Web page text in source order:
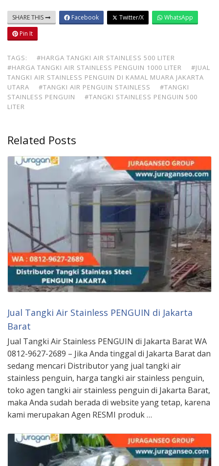
SHARE THIS Facebook Twitter/X
WhatsApp
Pin It
TAGS:
#HARGA TANGKI AIR STAINLESS 500 LITER
#HARGA TANGKI AIR STAINLESS PENGUIN 1000 LITER
#JUAL
TANGKI AIR STAINLESS PENGUIN DI KAMAL MUARA JAKARTA
UTARA
#TANGKI AIR PENGUIN STAINLESS
#TANGKI
STAINLESS PENGUIN
#TANGKI STAINLESS PENGUIN 500
LITER
Related Posts
Jual Tangki Air Stainless PENGUIN di Jakarta
Barat
Jual Tangki Air Stainless PENGUIN di Jakarta Barat WA
0812-9627-2689 – Jika Anda tinggal di Jakarta Barat dan
sedang mencari Distributor yang jual tangki air
stainless penguin, harga tangki air stainless penguin,
toko agen tangki air stainless penguin di Jakarta Barat,
maka Anda sudah berada di website yang tetap, karena
kami merupakan Agen RESMI produk …